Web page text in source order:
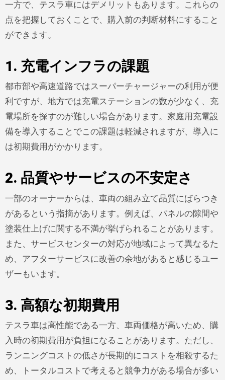
一方で、テスラ車にはデメリットもあります。これらの
点を把握しておくことで、購入前の判断材料にすること
ができます。
1. 充電インフラの課題
都市部や高速道路ではスーパーチャージャーの利用が便
利ですが、地方では充電ステーションの数が少なく、充
電場所を探すのが難しい場合があります。家庭用充電設
備を導入することでこの課題は軽減されますが、導入に
は初期費用がかかります。
2. 品質やサービスの不安定さ
一部のオーナーからは、車両の組み立て品質にばらつき
があるという指摘があります。例えば、パネルの隙間や
塗装仕上げに関する不満が挙げられることがあります。
また、サービスセンターの対応が地域によって異なるた
め、アフターサービスに改善の余地があると感じるユー
ザーもいます。
3. 高額な初期費用
テスラ車は高性能である一方、車両価格が高いため、購
入時の初期費用が負担になることがあります。ただし、
ランニングコストの低さが長期的にコストを相殺するた
め、トータルコストで考えると競争力がある場合が多い